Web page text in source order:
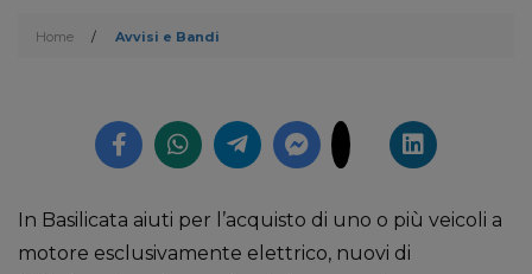
Home / Avvisi e Bandi
In Basilicata aiuti per l’acquisto di uno o più veicoli a
motore esclusivamente elettrico, nuovi di